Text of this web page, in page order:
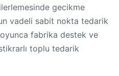
gecikme
vadeli sabit nokta tedarik
fabrika destek ve
toplu tedarik